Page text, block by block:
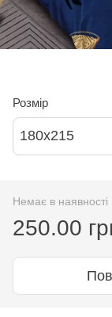
Розмір
180х215
Немає в наявності
250.00